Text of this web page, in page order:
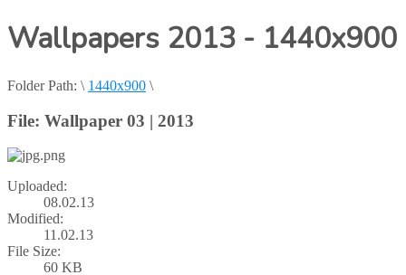
Wallpapers 2013 - 1440x900
Folder Path: \ 1440x900 \
File: Wallpaper 03 | 2013
Uploaded:
08.02.13
Modified:
11.02.13
File Size:
60 KB